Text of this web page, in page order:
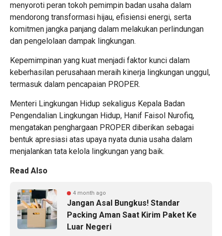
menyoroti peran tokoh pemimpin badan usaha dalam
mendorong transformasi hijau, efisiensi energi, serta
komitmen jangka panjang dalam melakukan perlindungan
dan pengelolaan dampak lingkungan.
Kepemimpinan yang kuat menjadi faktor kunci dalam
keberhasilan perusahaan meraih kinerja lingkungan unggul,
termasuk dalam pencapaian PROPER.
Menteri Lingkungan Hidup sekaligus Kepala Badan
Pengendalian Lingkungan Hidup, Hanif Faisol Nurofiq,
mengatakan penghargaan PROPER diberikan sebagai
bentuk apresiasi atas upaya nyata dunia usaha dalam
menjalankan tata kelola lingkungan yang baik.
Read Also
4 month ago
Jangan Asal Bungkus! Standar
Packing Aman Saat Kirim Paket Ke
Luar Negeri